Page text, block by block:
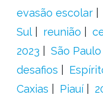
evasão escolar
Sul
reunião
2023
São Paulo
desafios
Caxias
Piauí